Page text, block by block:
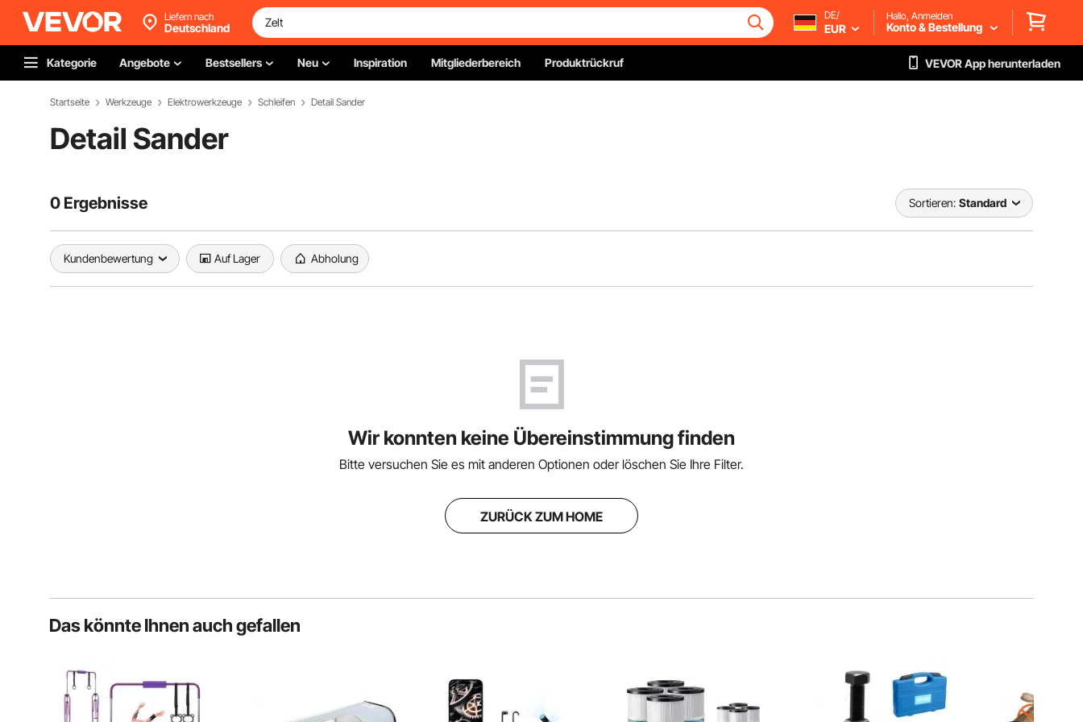
Liefern nach
Deutschland
DE/
EUR
Hallo, Anmelden
Konto & Bestellung
Kategorie Angebote Bestsellers Neu Inspiration Mitgliederbereich Produktrückruf VEVOR App herunterladen
Startseite Werkzeuge Elektrowerkzeuge Schleifen Detail Sander
Detail Sander
0 Ergebnisse Sortieren: Standard
Kundenbewertung Auf Lager Abholung
Wir konnten keine Übereinstimmung finden
Bitte versuchen Sie es mit anderen Optionen oder löschen Sie Ihre Filter.
ZURÜCK ZUM HOME
Das könnte Ihnen auch gefallen